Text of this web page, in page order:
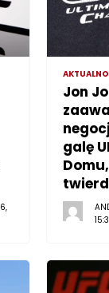
Jon
galę